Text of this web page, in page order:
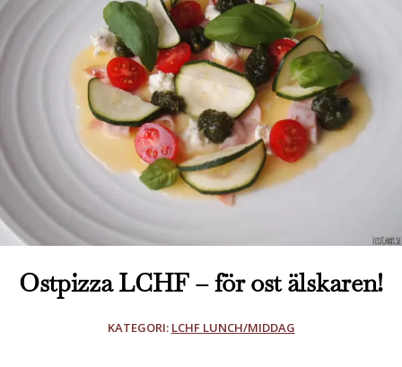
Ostpizza LCHF – för ost älskaren!
KATEGORI: LCHF LUNCH/MIDDAG